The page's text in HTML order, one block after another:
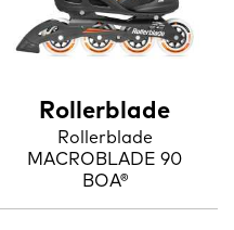
Rollerblade
Rollerblade
MACROBLADE 90
BOA®